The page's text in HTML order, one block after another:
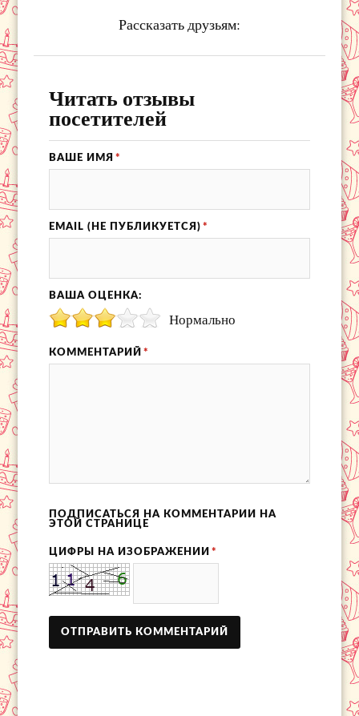
Рассказать друзьям:
Читать отзывы
посетителей
ВАШЕ ИМЯ *
EMAIL (НЕ ПУБЛИКУЕТСЯ) *
ВАША ОЦЕНКА:
Нормально
КОММЕНТАРИЙ *
ПОДПИСАТЬСЯ НА КОММЕНТАРИИ НА
ЭТОЙ СТРАНИЦЕ
ЦИФРЫ НА ИЗОБРАЖЕНИИ *